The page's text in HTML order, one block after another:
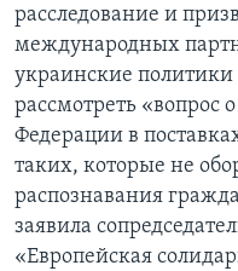
расследование и
международных
украинские
рассмотреть «вопрос
Федерации в
таких, которые не
распознавания
заявила
«Европейская